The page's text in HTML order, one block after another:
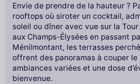
Envie de prendre de la hauteur ?
rooftops où siroter un cocktail,
soleil ou dîner avec vue sur la
aux Champs-Élysées en passant
Ménilmontant, les terrasses
offrent des panoramas à couper
ambiances variées et une dose
bienvenue.